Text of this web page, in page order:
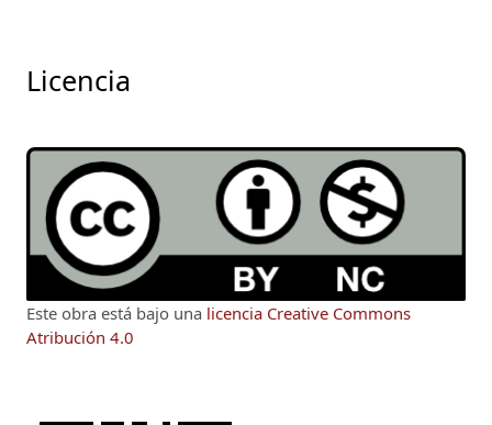
Licencia
Este obra está bajo una licencia Creative Commons
Atribución 4.0